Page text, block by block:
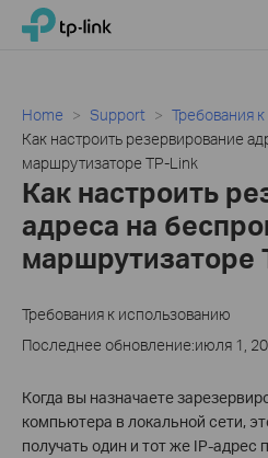
Click
navigation
TP-Link, Reliably Smart
Home Support
Требования
Как настроить резервирование
маршрутизаторе TP-Link
Как настроить
адреса на
маршрутизаторе
Требования к использованию
Последнее обновление:июля 1,
Когда вы назначаете
компьютера в локальной сети,
получать один и тот же IP-